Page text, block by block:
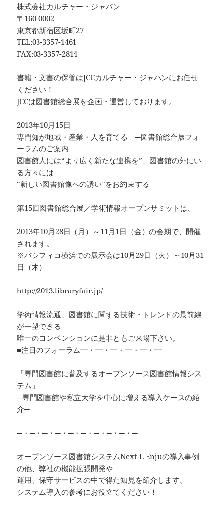
株式会社カルチャー・ジャパン
〒160-0002
東京都新宿区坂町27
TEL:03-3357-1461
FAX:03-3357-2814
書籍・文書の保管はJCCカルチャー・ジャパンにお任せ
ください！
JCCは図書館総合展を企画・運営しております。
2013年10月15日
専門知が地域・産業・人を育てる ─図書館総合展フォ
ーラムのご案内
図書館人には“より広く新たな連携を”、図書館の外にい
る方々には
“新しい図書館像への誘い”をお約束する
第15回図書館総合展／学術情報オープンサミットは、
2013年10月28日（月）～11月1日（金）の会期で、開催
されます。
※パシフィコ横浜での展示会は10月29日（火）～10月31
日（木）
http://2013.libraryfair.jp/
学術情報流通、図書館に関する技術・トレンドの最前線
が一望できる
唯一のコンベンションに是非ともご来場下さい。
■注目のフォーラム━・━・━・━・━・━
「専門図書館に普及するオープンソース図書館情報シス
テム」
─専門図書館や私立大学を中心に増える導入ケースの紹
介─
─・─・─・─・─・─・─・─・─・─
オープンソース図書館システムNext-L Enjuの導入事例
の他、弊社の機能拡張開発や
運用、保守サービスの中で得た知見を紹介します。
システム導入の参考にお役立てください！